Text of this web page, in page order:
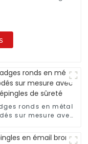
ronds en métal
sur mesure avec